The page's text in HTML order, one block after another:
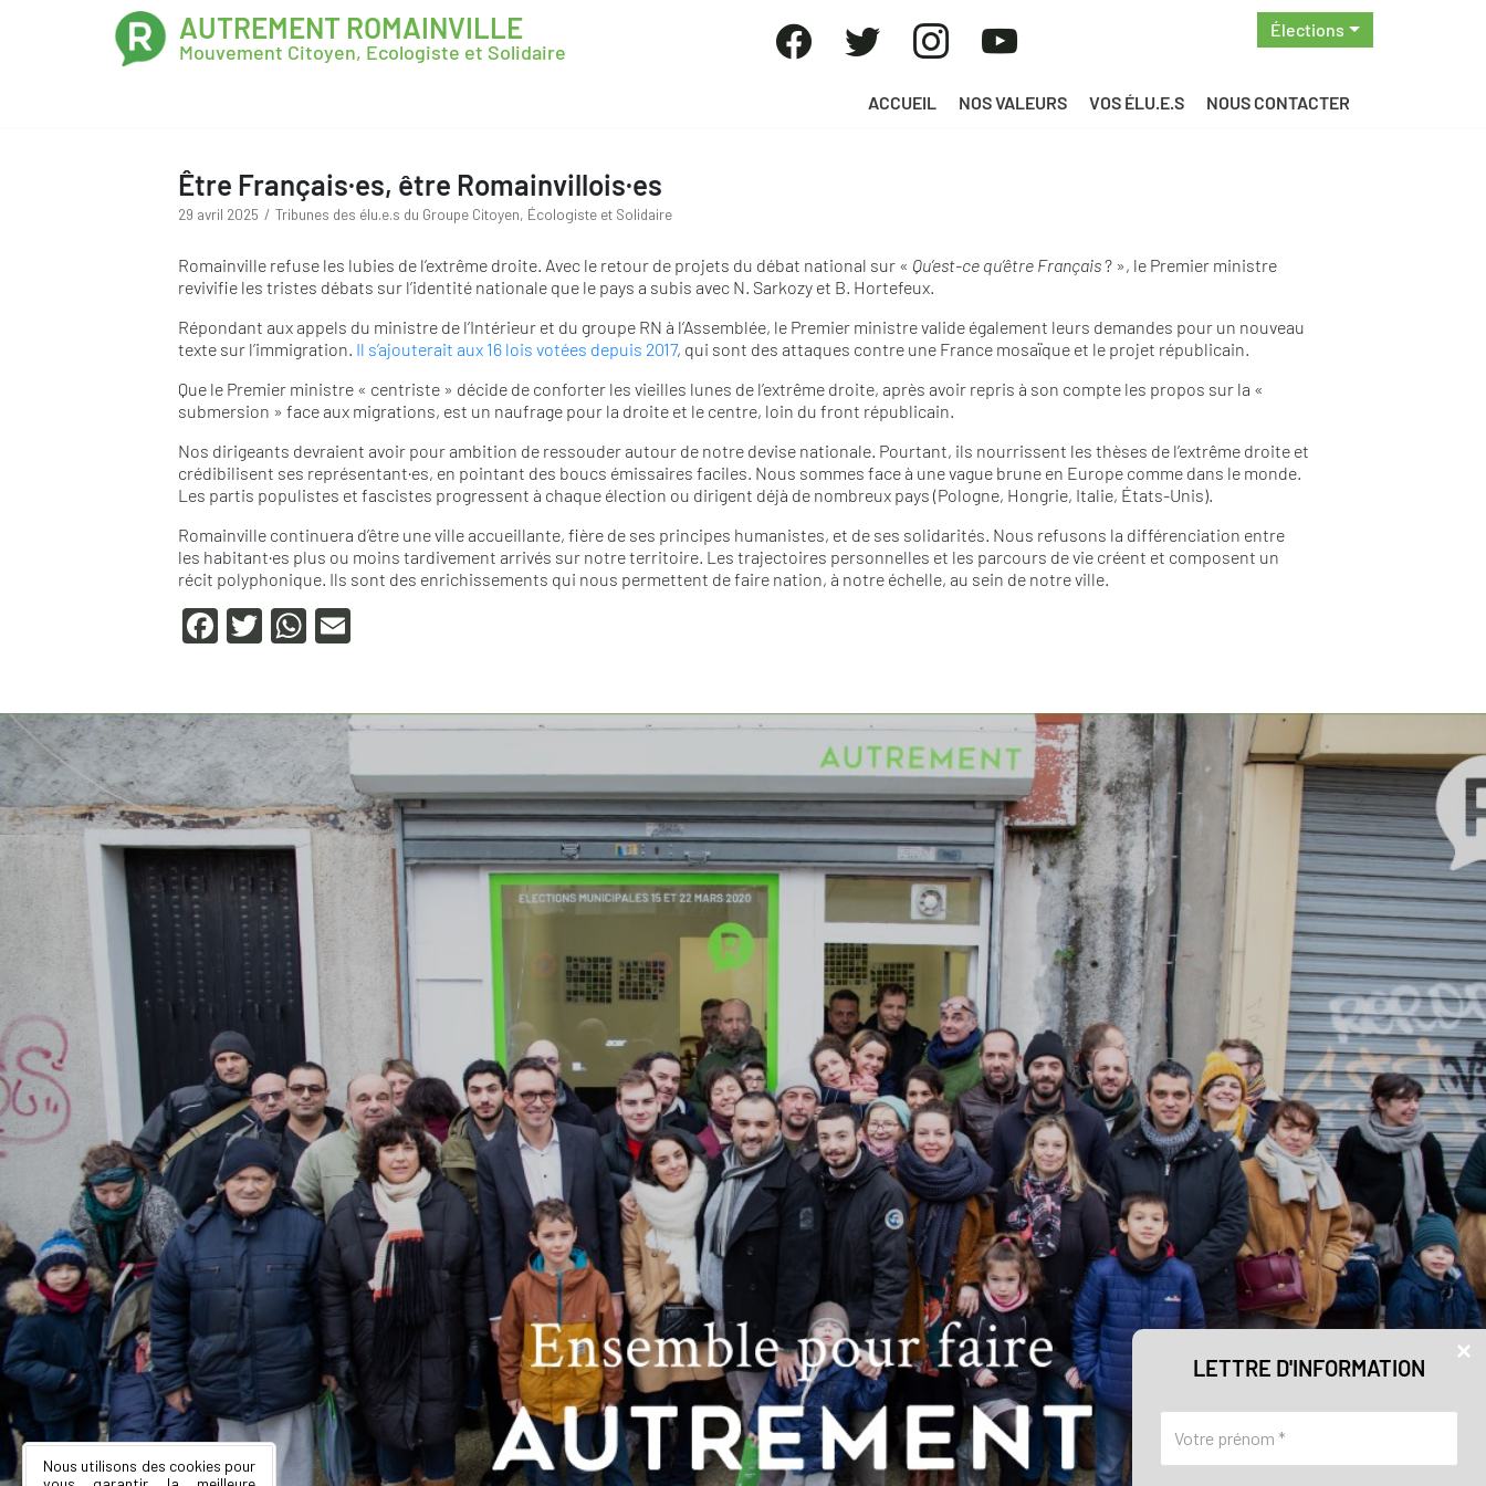
AUTREMENT ROMAINVILLE
Mouvement Citoyen, Ecologiste et Solidaire
Élections
ACCUEIL NOS VALEURS VOS ÉLU.E.S NOUS CONTACTER
Être Français·es, être Romainvillois·es
29 avril 2025 Tribunes des élu.e.s du Groupe Citoyen, Écologiste et Solidaire
Romainville refuse les lubies de l’extrême droite. Avec le retour de projets du débat national sur « Qu’est-ce qu’être Français? », le Premier ministre
revivifie les tristes débats sur l’identité nationale que le pays a subis avec N. Sarkozy et B. Hortefeux.
Répondant aux appels du ministre de l’Intérieur et du groupe RN à l’Assemblée, le Premier ministre valide également leurs demandes pour un nouveau
texte sur l’immigration. Il s’ajouterait aux 16 lois votées depuis 2017, qui sont des attaques contre une France mosaïque et le projet républicain.
Que le Premier ministre « centriste » décide de conforter les vieilles lunes de l’extrême droite, après avoir repris à son compte les propos sur la «
submersion » face aux migrations, est un naufrage pour la droite et le centre, loin du front républicain.
Nos dirigeants devraient avoir pour ambition de ressouder autour de notre devise nationale. Pourtant, ils nourrissent les thèses de l’extrême droite et
crédibilisent ses représentant·es, en pointant des boucs émissaires faciles. Nous sommes face à une vague brune en Europe comme dans le monde.
Les partis populistes et fascistes progressent à chaque élection ou dirigent déjà de nombreux pays (Pologne, Hongrie, Italie, États-Unis).
Romainville continuera d’être une ville accueillante, fière de ses principes humanistes, et de ses solidarités. Nous refusons la différenciation entre
les habitant·es plus ou moins tardivement arrivés sur notre territoire. Les trajectoires personnelles et les parcours de vie créent et composent un
récit polyphonique. Ils sont des enrichissements qui nous permettent de faire nation, à notre échelle, au sein de notre ville.
LETTRE D'INFORMATION
F
e
b
o
o
k
T
er
W
s
A
p
p
Nous utilisons des cookies pour